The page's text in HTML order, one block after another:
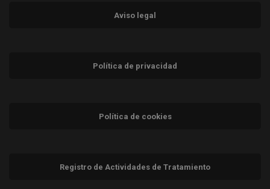
Aviso legal
Política de privacidad
Política de cookies
Registro de Actividades de Tratamiento